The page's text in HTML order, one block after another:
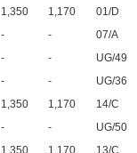
1,350 1,170 01/D
- - 07/A
- - UG/49
- - UG/36
1,350 1,170 14/C
- - UG/50